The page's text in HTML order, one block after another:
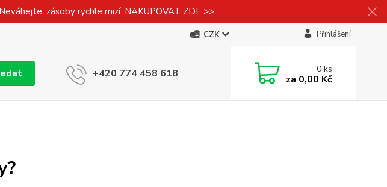
zásoby rychle mizí. NAKUPOVAT ZDE >>
CZK Přihlášení
+420 774 458 618 0ks
za 0,00 Kč